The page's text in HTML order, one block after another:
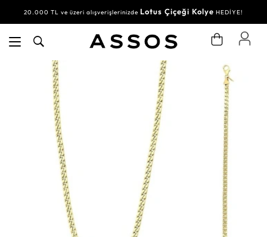
20.000 TL ve üzeri alışverişlerinizde Lotus Çiçeği Kolye HEDİYE!